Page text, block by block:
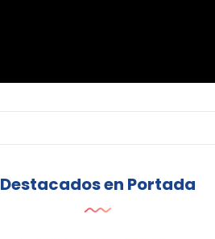
Destacados en Portada